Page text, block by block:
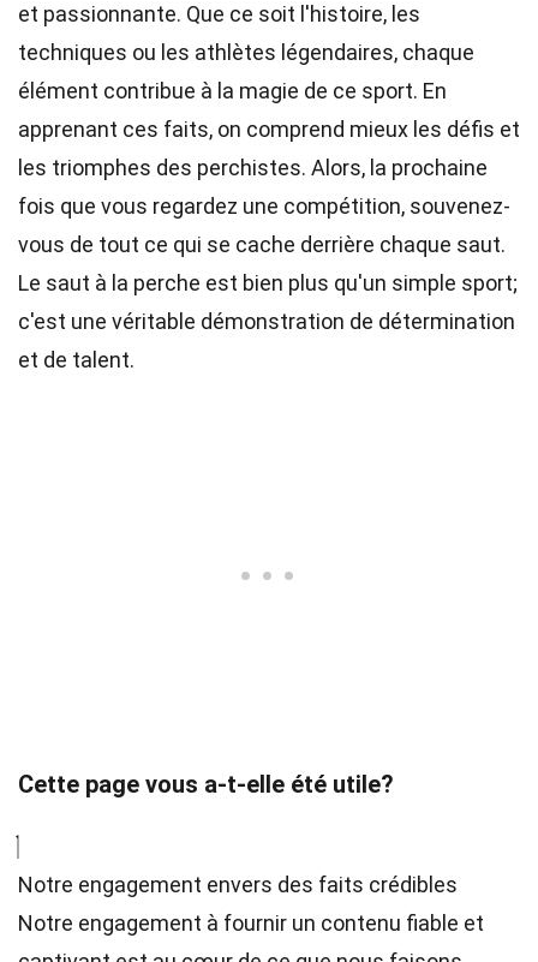
et passionnante. Que ce soit l'histoire, les
techniques ou les athlètes légendaires, chaque
élément contribue à la magie de ce sport. En
apprenant ces faits, on comprend mieux les défis et
les triomphes des perchistes. Alors, la prochaine
fois que vous regardez une compétition, souvenez-
vous de tout ce qui se cache derrière chaque saut.
Le saut à la perche est bien plus qu'un simple sport;
c'est une véritable démonstration de détermination
et de talent.
Cette page vous a-t-elle été utile?
Notre engagement envers des faits crédibles
Notre engagement à fournir un contenu fiable et